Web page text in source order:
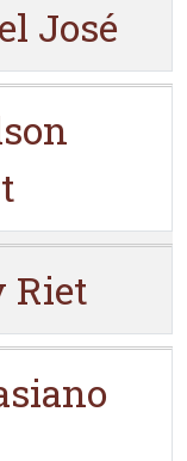
José
Riet